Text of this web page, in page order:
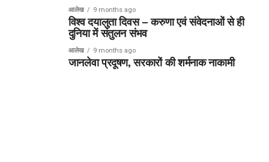
आलेख 9 months ago
विश्व दयालुता दिवस – करुणा एवं संवेदनाओं से ही
दुनिया में संतुलन संभव
आलेख 9 months ago
जानलेवा प्रदूषण, सरकारों की शर्मनाक नाकामी